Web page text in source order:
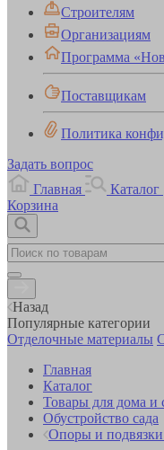
Строителям
Организациям
Программа
Поставщикам
Политика
Задать вопрос
Главная
Каталог
Корзина
Назад
Популярные категории
Отделочные материалы
Главная
Каталог
Товары для дома и
Обустройство сада
Опоры и подвязки